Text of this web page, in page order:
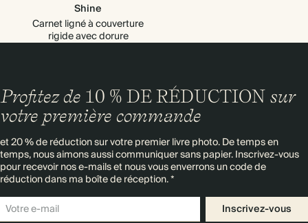
Shine
Carnet ligné à couverture
rigide avec dorure
Profitez de 10 % DE RÉDUCTION sur
votre première commande
et 20 % de réduction sur votre premier livre photo. De temps en
temps, nous aimons aussi communiquer sans papier. Inscrivez-vous
pour recevoir nos e-mails et nous vous enverrons un code de
réduction dans ma boîte de réception. *
Inscrivez-vous